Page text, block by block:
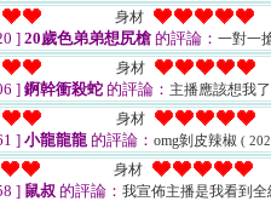
身材
]20歲色弟弟想尻槍 的評論： 一對一
身材
]錒幹衝殺蛇 的評論： 主播應該想我
身材
]小龍龍龍 的評論： omg剝皮辣椒 (
身材
] 鼠叔 的評論： 我宣佈主播是我看到